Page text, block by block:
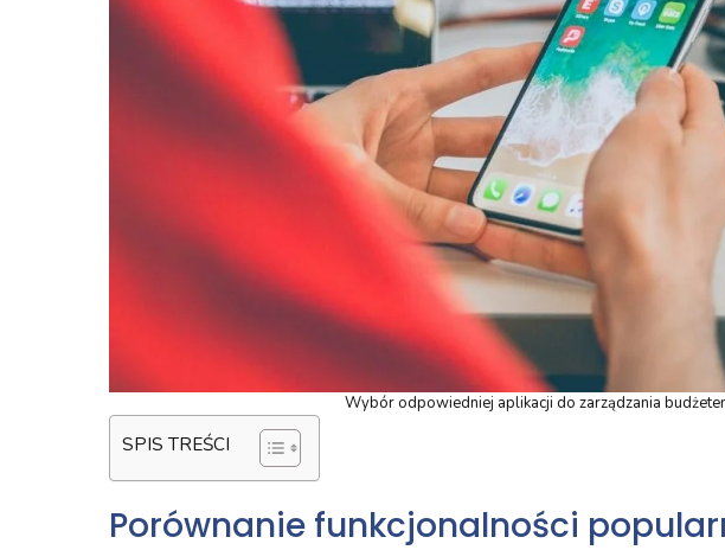
Wybór odpowiedniej aplikacji do zarządzania
SPIS TREŚCI
Porównanie funkcjonalności